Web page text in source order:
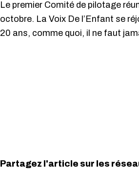
Le premier Comité de pilotage
octobre. La Voix De l’Enfant se
20 ans, comme quoi, il ne faut
Partagez l'article sur les